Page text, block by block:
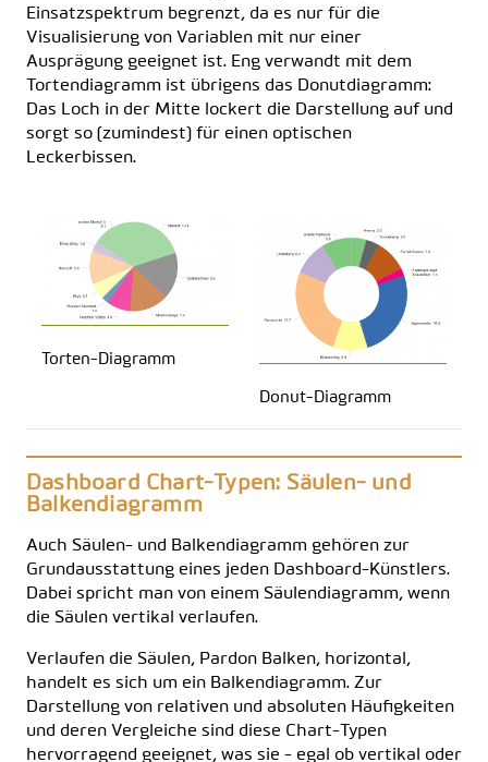
Einsatzspektrum begrenzt, da es nur für die
Visualisierung von Variablen mit nur einer
Ausprägung geeignet ist. Eng verwandt mit dem
Tortendiagramm ist übrigens das Donutdiagramm:
Das Loch in der Mitte lockert die Darstellung auf und
sorgt so (zumindest) für einen optischen
Leckerbissen.
Torten-Diagramm
Donut-Diagramm
Dashboard Chart-Typen: Säulen- und
Balkendiagramm
Auch Säulen- und Balkendiagramm gehören zur
Grundausstattung eines jeden Dashboard-Künstlers.
Dabei spricht man von einem Säulendiagramm, wenn
die Säulen vertikal verlaufen.
Verlaufen die Säulen, Pardon Balken, horizontal,
handelt es sich um ein Balkendiagramm. Zur
Darstellung von relativen und absoluten Häufigkeiten
und deren Vergleiche sind diese Chart-Typen
hervorragend geeignet, was sie - egal ob vertikal oder